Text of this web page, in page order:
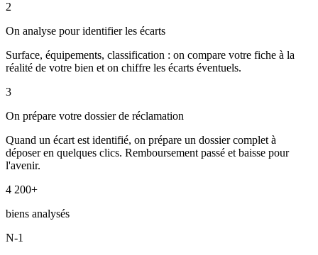
2
On analyse pour identifier les écarts
Surface, équipements, classification : on compare votre fiche à la
réalité de votre bien et on chiffre les écarts éventuels.
3
On prépare votre dossier de réclamation
Quand un écart est identifié, on prépare un dossier complet à
déposer en quelques clics. Remboursement passé et baisse pour
l'avenir.
4 200+
biens analysés
N-1